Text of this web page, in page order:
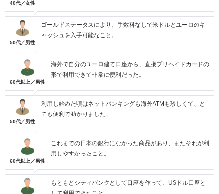
40代／女性
50代／男性
ゴールドステータスにより、手数料なしで米ドルとユーロのキ
ャッシュを入手可能なこと。
60代以上／男性
海外で自分のユーロ建て口座から、直接プリペイドカードの
形で利用できて非常に便利だった。
50代／男性
利用し始めた頃はネットバンキングも海外ATMも珍しくて、と
ても便利で助かりました。
60代以上／男性
これまでの日本の銀行になかった商品があり、またそれが利
用しやすかったこと。
もともとシティバンクとして口座を作って、USドル口座と